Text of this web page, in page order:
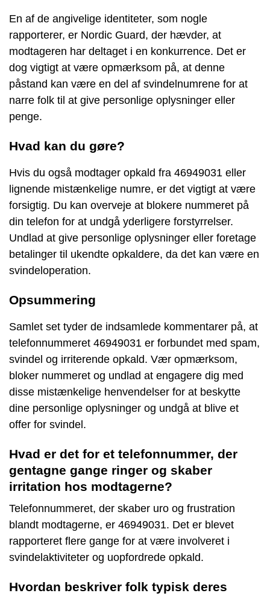
En af de angivelige identiteter, som nogle
rapporterer, er Nordic Guard, der hævder, at
modtageren har deltaget i en konkurrence. Det er
dog vigtigt at være opmærksom på, at denne
påstand kan være en del af svindelnumrene for at
narre folk til at give personlige oplysninger eller
penge.
Hvad kan du gøre?
Hvis du også modtager opkald fra 46949031 eller
lignende mistænkelige numre, er det vigtigt at være
forsigtig. Du kan overveje at blokere nummeret på
din telefon for at undgå yderligere forstyrrelser.
Undlad at give personlige oplysninger eller foretage
betalinger til ukendte opkaldere, da det kan være en
svindeloperation.
Opsummering
Samlet set tyder de indsamlede kommentarer på, at
telefonnummeret 46949031 er forbundet med spam,
svindel og irriterende opkald. Vær opmærksom,
bloker nummeret og undlad at engagere dig med
disse mistænkelige henvendelser for at beskytte
dine personlige oplysninger og undgå at blive et
offer for svindel.
Hvad er det for et telefonnummer, der
gentagne gange ringer og skaber
irritation hos modtagerne?
Telefonnummeret, der skaber uro og frustration
blandt modtagerne, er 46949031. Det er blevet
rapporteret flere gange for at være involveret i
svindelaktiviteter og uopfordrede opkald.
Hvordan beskriver folk typisk deres